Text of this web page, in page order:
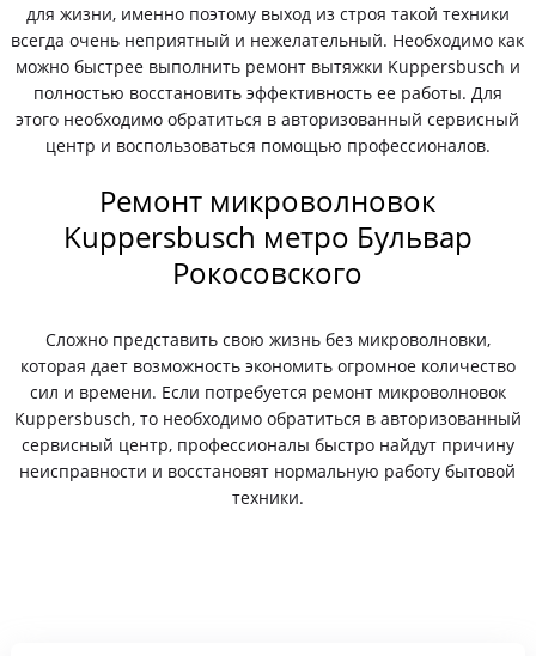
для жизни, именно поэтому выход из строя такой техники
всегда очень неприятный и нежелательный. Необходимо как
можно быстрее выполнить ремонт вытяжки Kuppersbusch и
полностью восстановить эффективность ее работы. Для
этого необходимо обратиться в авторизованный сервисный
центр и воспользоваться помощью профессионалов.
Ремонт микроволновок
Kuppersbusch метро Бульвар
Рокосовского
Сложно представить свою жизнь без микроволновки,
которая дает возможность экономить огромное количество
сил и времени. Если потребуется ремонт микроволновок
Kuppersbusch, то необходимо обратиться в авторизованный
сервисный центр, профессионалы быстро найдут причину
неисправности и восстановят нормальную работу бытовой
техники.